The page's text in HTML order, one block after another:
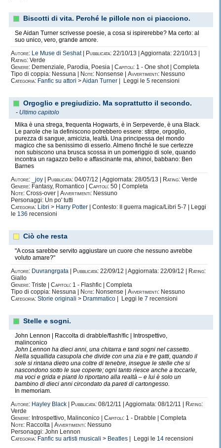
Biscotti di vita. Perché le pillole non ci piacciono.
Se Aidan Turner scrivesse poesie, a cosa si ispirerebbe? Ma certo: al
suo unico, vero, grande amore.
Autore: Le Muse di Seshat| Pubblicata: 22/10/13 | Aggiornata: 22/10/13 |
Rating: Verde
Genere: Demenziale, Parodia, Poesia | Capitoli: 1 - One shot | Completa
Tipo di coppia: Nessuna |
Note: Nonsense | Avvertimenti: Nessuno
Categoria: Fanfic su attori >Aidan Turner | Leggi le 5 recensioni
Orgoglio e pregiudizio. Ma soprattutto il secondo.
- Ultimo capitolo
Mika è una strega, frequenta Hogwarts, è in Serpeverde, è una Black.
Le parole che la definiscono potrebbero essere: stirpe, orgoglio,
purezza di sangue, amicizia, lealtà. Una principessa del mondo
magico che sa benissimo di esserlo. Almeno finché le sue certezze
non subiscono una brusca scossa in un pomeriggio di sole, quando
incontra un ragazzo bello e affascinante ma, ahinoi, babbano: Ben
Barnes
Autore:
_joy Pubblicata: 04/07/12 | Aggiornata: 28/05/13 | Rating: Verde
Genere: Fantasy, Romantico | Capitoli: 50 | Completa
Note: Cross-over | Avvertimenti: Nessuno
Personaggi: Un po' tutti
Categoria: Libri > Harry Potter | Contesto: II guerra magica/Libri 5-7 | Leggi
le 136 recensioni
Ciò che resta
"A cosa sarebbe servito aggiustare un cuore che nessuno avrebbe
voluto amare?"
Autore: Duvrangrgata Pubblicata: 22/09/12 | Aggiornata: 22/09/12 |
Rating:
Giallo
Genere: Triste | Capitoli: 1 - Flashfic | Completa
Tipo di coppia: Nessuna |
Note: Nonsense | Avvertimenti: Nessuno
Categoria: Storie originali > Drammatico | Leggi le 7 recensioni
Stelle e sogni.
John Lennon | Raccolta di drabble/flash!fic | Introspettivo,
malinconico
John Lennon ha dieci anni, una chitarra e tanti sogni nel cassetto.
Nella squallida casupola che divide con una zia e tre gatti, quando il
sole si rintana dietro una coltre di tenebre, insegue le stelle che si
nascondono sotto le sue coperte; ogni tanto riesce anche a toccarle,
ma voci e grida e pianti lo riportano alla realtà – e lui è solo un
bambino di dieci anni circondato da pareti di cartongesso.
In memoriam.
Autore: Hayley Black Pubblicata: 08/12/11 | Aggiornata: 08/12/11 |
Rating:
Verde
Genere: Introspettivo, Malinconico | Capitoli: 1 - Drabble | Completa
Note: Raccolta | Avvertimenti: Nessuno
Personaggi: John Lennon
Categoria: Fanfic su artisti musicali > Beatles | Leggi le 14 recensioni